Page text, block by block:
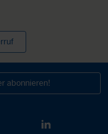
abonnieren!